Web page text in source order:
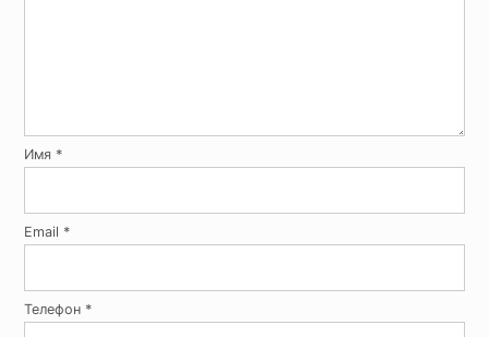
Имя *
Email *
Телефон *